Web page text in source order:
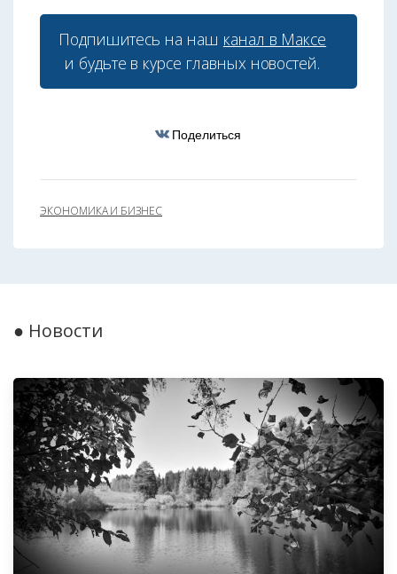
Подпишитесь на наш канал в Максе
и будьте в курсе главных новостей.
Поделиться
ЭКОНОМИКА И БИЗНЕС
● Новости